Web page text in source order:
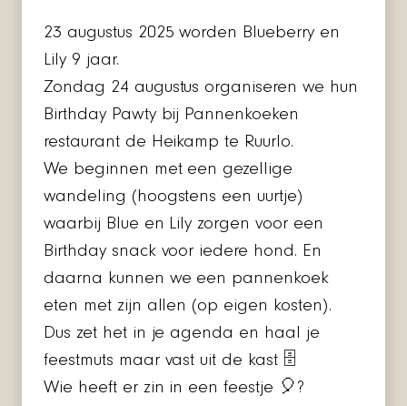
23 augustus 2025 worden Blueberry en
Lily 9 jaar.
Zondag 24 augustus organiseren we hun
Birthday Pawty bij Pannenkoeken
restaurant de Heikamp te Ruurlo.
We beginnen met een gezellige
wandeling (hoogstens een uurtje)
waarbij Blue en Lily zorgen voor een
Birthday snack voor iedere hond. En
daarna kunnen we een pannenkoek
eten met zijn allen (op eigen kosten).
Dus zet het in je agenda en haal je
feestmuts maar vast uit de kast 🗄️
Wie heeft er zin in een feestje 🎈?